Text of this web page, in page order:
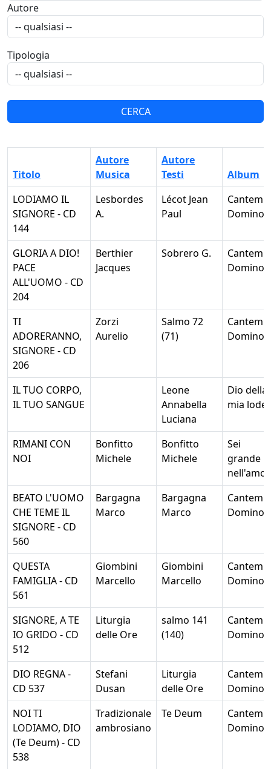
Autore
Tipologia
Titolo
Autore
Musica
Autore
Testi
Album
LODIAMO IL
SIGNORE - CD
144
Lesbordes
A.
Lécot Jean
Paul
Domino
GLORIA A DIO!
PACE
ALL'UOMO - CD
204
Berthier
Jacques
Sobrero G.
Domino
TI
ADORERANNO,
SIGNORE - CD
206
Zorzi
Aurelio
Salmo 72
(71)
Domino
IL TUO CORPO,
IL TUO SANGUE
Leone
Annabella
Luciana
Dio della
mia lode
RIMANI CON
NOI
Bonfitto
Michele
Bonfitto
Michele
Sei
grande
BEATO L'UOMO
CHE TEME IL
SIGNORE - CD
560
Bargagna
Marco
Bargagna
Marco
Domino
QUESTA
FAMIGLIA - CD
561
Giombini
Marcello
Giombini
Marcello
Domino
SIGNORE, A TE
IO GRIDO - CD
512
Liturgia
delle Ore
salmo 141
(140)
Domino
DIO REGNA -
CD 537
Stefani
Dusan
Liturgia
delle Ore
Domino
NOI TI
LODIAMO, DIO
(Te Deum) - CD
538
Tradizionale
ambrosiano
Te Deum
Domino